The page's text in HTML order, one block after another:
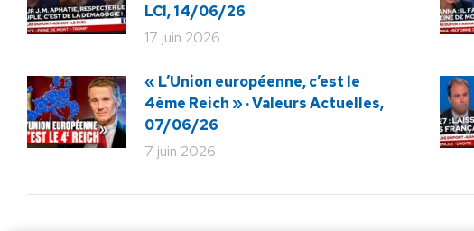
LCI, 14/06/26
17 juin 2026
« L’Union européenne, c’est le
4ème Reich » · Valeurs Actuelles,
07/06/26
7 juin 2026